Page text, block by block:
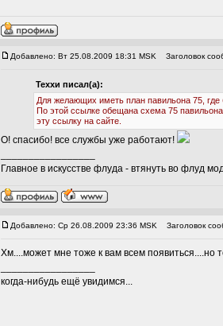
Добавлено: Вт 25.08.2009 18:31 MSK Заголовок
Теххи писал(а):
Для желающих иметь план павильона 75,
По этой ссылке обещана схема 75
эту ссылку на сайте.
О! спасибо! все службы уже работают!
Главное в искусстве флуда - втянуть во флуд
Добавлено: Ср 26.08.2009 23:36 MSK Заголовок
Хм....может мне тоже к вам всем появиться....но
когда-нибудь ещё увидимся...